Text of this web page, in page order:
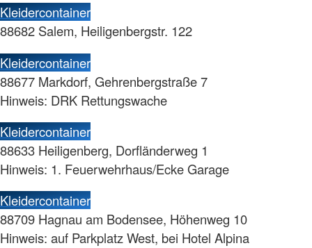
Kleidercontainer
88682 Salem, Heiligenbergstr. 122
Kleidercontainer
88677 Markdorf, Gehrenbergstraße 7
Hinweis: DRK Rettungswache
Kleidercontainer
88633 Heiligenberg, Dorfländerweg 1
Hinweis: 1. Feuerwehrhaus/Ecke Garage
Kleidercontainer
88709 Hagnau am Bodensee, Höhenweg 10
Hinweis: auf Parkplatz West, bei Hotel Alpina